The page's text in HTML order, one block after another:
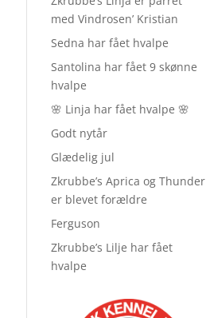
med Vindrosen’ Kristian
Sedna har fået hvalpe
Santolina har fået 9 skønne
hvalpe
🌸 Linja har fået hvalpe 🌸
Godt nytår
Glædelig jul
Zkrubbe’s Aprica og Thunder
er blevet forældre
Ferguson
Zkrubbe’s Lilje har fået
hvalpe